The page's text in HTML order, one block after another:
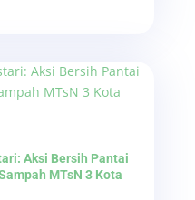
Aksi Bersih Pantai
MTsN 3 Kota